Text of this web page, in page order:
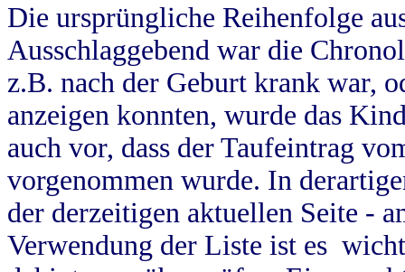
Die ursprüngliche Reihenfolge
Ausschlaggebend war die
z.B. nach der Geburt krank war,
anzeigen konnten, wurde das
auch vor, dass der Taufeintrag
vorgenommen wurde. In
der derzeitigen aktuellen Seite -
Verwendung der Liste ist es